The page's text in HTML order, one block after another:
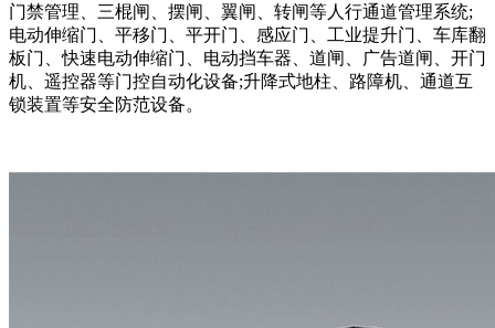
门禁管理、三棍闸、摆闸、翼闸、转闸等人行通道管理系统;
电动伸缩门、平移门、平开门、感应门、工业提升门、车库翻
板门、快速电动伸缩门、电动挡车器、道闸、广告道闸、开门
机、遥控器等门控自动化设备;升降式地柱、路障机、通道互
锁装置等安全防范设备。